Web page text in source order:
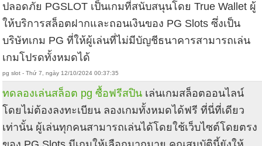
ปลอดภัย PGSLOT เป็นเกมที่สนับสนุนโดย True Wallet ผู้
ให้บริการสล็อตฝากและถอนเงินของ PG Slots ซึ่งเป็น
บริษัทเกม PG ที่ให้ผู้เล่นที่ไม่มีบัญชีธนาคารสามารถเล่น
เกมโปรดทั้งหมดได้
pg slot - Thứ 7, ngày 12/10/2024 00:37:35
ทดลองเล่นสล็อต pg ซื้อฟรีสปิน เล่นเกมสล็อตออนไลน์
โดยไม่ต้องลงทะเบียน ลองเกมทั้งหมดได้ฟรี ที่นี่ที่เดียว
เท่านั้น ผู้เล่นทุกคนสามารถเล่นได้โดยใช้เว็บไซต์โดยตรง